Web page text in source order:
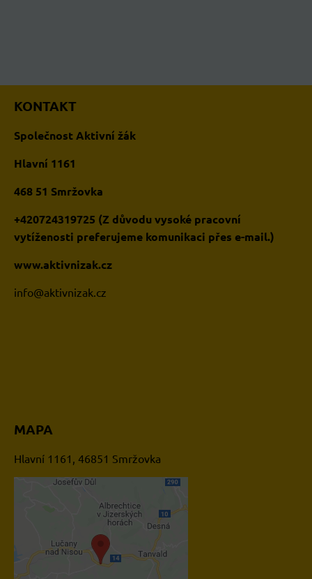
KONTAKT
Společnost Aktivní žák
Hlavní 1161
468 51 Smržovka
+420724319725 (Z důvodu vysoké pracovní
vytíženosti preferujeme komunikaci přes e-mail.)
www.aktivnizak.cz
info@aktivnizak.cz
MAPA
Hlavní 1161, 46851 Smržovka
Externí obsah je blokován
Volbami soukromí
Přejete si načíst externí